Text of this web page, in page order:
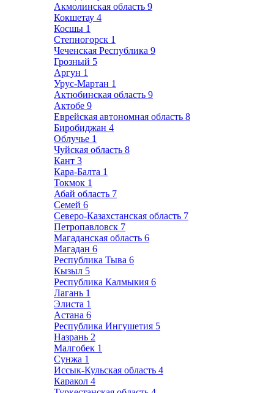
Акмолинская область 9
Кокшетау 4
Косшы 1
Степногорск 1
Чеченская Республика 9
Грозный 5
Аргун 1
Урус-Мартан 1
Актюбинская область 9
Актобе 9
Еврейская автономная область 8
Биробиджан 4
Облучье 1
Чуйская область 8
Кант 3
Кара-Балта 1
Токмок 1
Абай область 7
Семей 6
Северо-Казахстанская область 7
Петропавловск 7
Магаданская область 6
Магадан 6
Республика Тыва 6
Кызыл 5
Республика Калмыкия 6
Лагань 1
Элиста 1
Астана 6
Республика Ингушетия 5
Назрань 2
Малгобек 1
Сунжа 1
Иссык-Кульская область 4
Каракол 4